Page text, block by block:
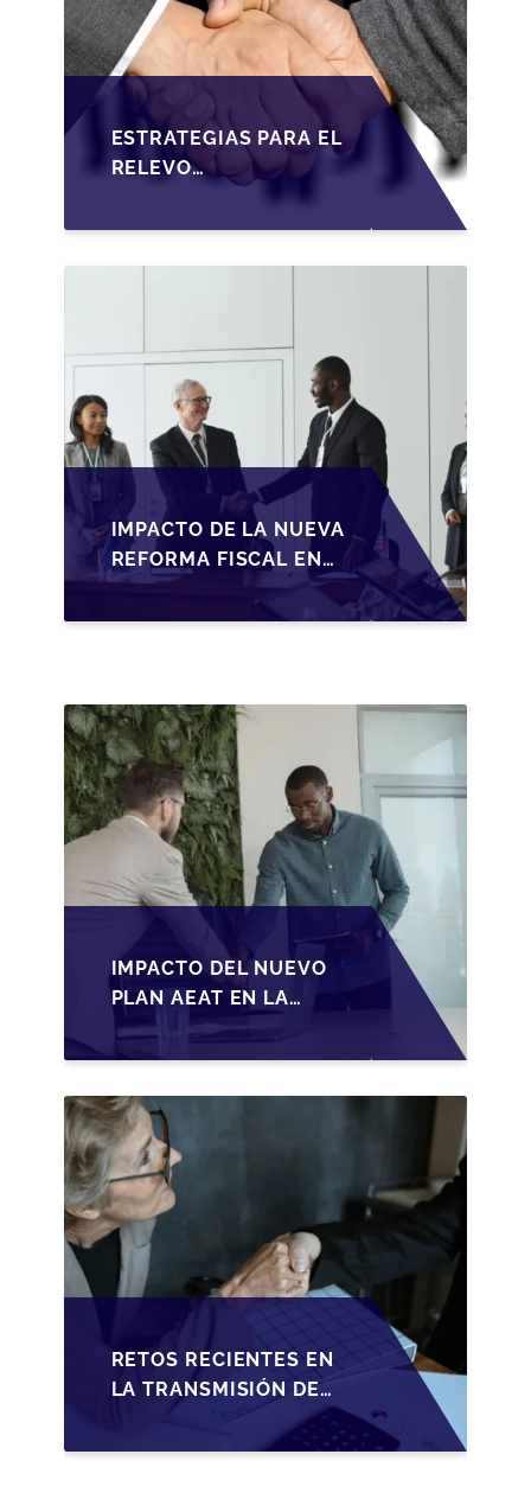
ESTRATEGIAS PARA EL
RELEVO
GENERACIONAL EN
PYMES ESPAÑOLAS
IMPACTO DE LA NUEVA
REFORMA FISCAL EN
LA TRANSMISIÓN DE
PYMES EN ESPAÑA
IMPACTO DEL NUEVO
PLAN AEAT EN LA
TRANSMISIÓN DE
PYMES ESPAÑOLAS
RETOS RECIENTES EN
LA TRANSMISIÓN DE
PYMES ESPAÑOLAS:
ADAPTACIONES